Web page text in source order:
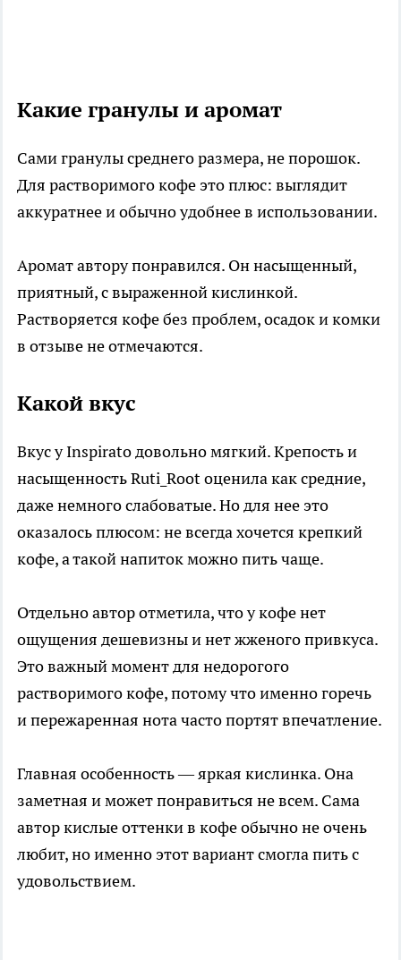
Какие гранулы и аромат
Сами гранулы среднего размера, не порошок.
Для растворимого кофе это плюс: выглядит
аккуратнее и обычно удобнее в использовании.
Аромат автору понравился. Он насыщенный,
приятный, с выраженной кислинкой.
Растворяется кофе без проблем, осадок и комки
в отзыве не отмечаются.
Какой вкус
Вкус у Inspirato довольно мягкий. Крепость и
насыщенность Ruti_Root оценила как средние,
даже немного слабоватые. Но для нее это
оказалось плюсом: не всегда хочется крепкий
кофе, а такой напиток можно пить чаще.
Отдельно автор отметила, что у кофе нет
ощущения дешевизны и нет жженого привкуса.
Это важный момент для недорогого
растворимого кофе, потому что именно горечь
и пережаренная нота часто портят впечатление.
Главная особенность — яркая кислинка. Она
заметная и может понравиться не всем. Сама
автор кислые оттенки в кофе обычно не очень
любит, но именно этот вариант смогла пить с
удовольствием.